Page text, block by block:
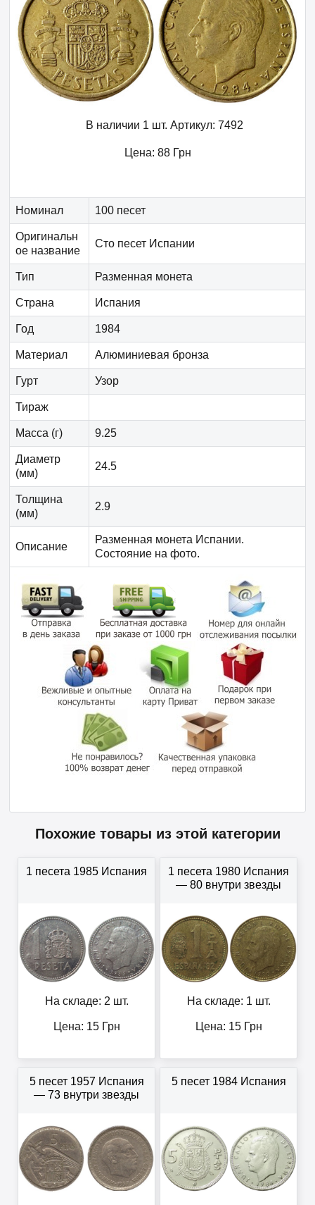
В наличии 1 шт. Артикул: 7492
Цена: 88 Грн
Номинал 100 песет
Оригинальн
ое название
Сто песет Испании
Тип Разменная монета
Страна Испания
Год 1984
Материал Алюминиевая бронза
Гурт Узор
Тираж
Масса (г) 9.25
Диаметр
(мм)
24.5
Толщина
(мм)
2.9
Описание
Разменная монета Испании.
Состояние на фото.
Похожие товары из этой категории
1 песета 1985 Испания
На складе: 2 шт.
Цена: 15Грн
1 песета 1980 Испания
— 80 внутри звезды
На складе: 1 шт.
Цена: 15Грн
5 песет 1957 Испания
— 73 внутри звезды
5 песет 1984 Испания